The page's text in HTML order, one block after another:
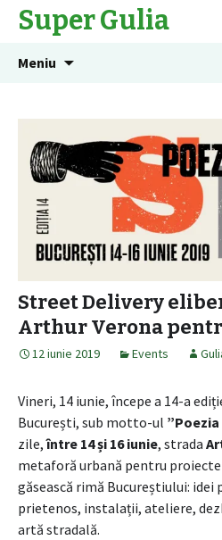
Super Gulia
Meniu
Street Delivery
Arthur Verona
12 iunie 2019 Events
Vineri, 14 iunie, începe a 14-a
București, sub motto-ul ”Poezia
zile,între 14 și 16 iunie, strada
metaforă urbană pentru
găsească rimă Bucureștiului: idei
prietenos, instalații, ateliere,
artă stradală.